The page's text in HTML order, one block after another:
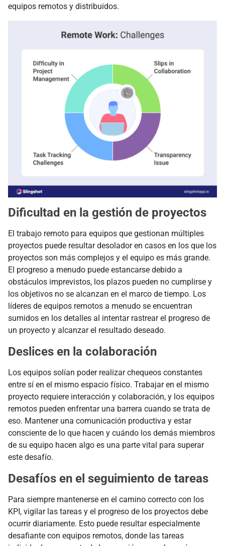
equipos remotos y distribuidos.
Dificultad en la gestión de proyectos
El trabajo remoto para equipos que gestionan múltiples
proyectos puede resultar desolador en casos en los que los
proyectos son más complejos y el equipo es más grande.
El progreso a menudo puede estancarse debido a
obstáculos imprevistos, los plazos pueden no cumplirse y
los objetivos no se alcanzan en el marco de tiempo. Los
líderes de equipos remotos a menudo se encuentran
sumidos en los detalles al intentar rastrear el progreso de
un proyecto y alcanzar el resultado deseado.
Deslices en la colaboración
Los equipos solían poder realizar chequeos constantes
entre sí en el mismo espacio físico. Trabajar en el mismo
proyecto requiere interacción y colaboración, y los equipos
remotos pueden enfrentar una barrera cuando se trata de
eso. Mantener una comunicación productiva y estar
consciente de lo que hacen y cuándo los demás miembros
de su equipo hacen algo es una parte vital para superar
este desafío.
Desafíos en el seguimiento de tareas
Para siempre mantenerse en el camino correcto con los
KPI, vigilar las tareas y el progreso de los proyectos debe
ocurrir diariamente. Esto puede resultar especialmente
desafiante con equipos remotos, donde las tareas